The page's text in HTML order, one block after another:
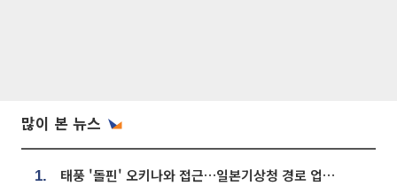
많이 본 뉴스
1. 태풍 '돌핀' 오키나와 접근…일본기상청 경로 업데이트